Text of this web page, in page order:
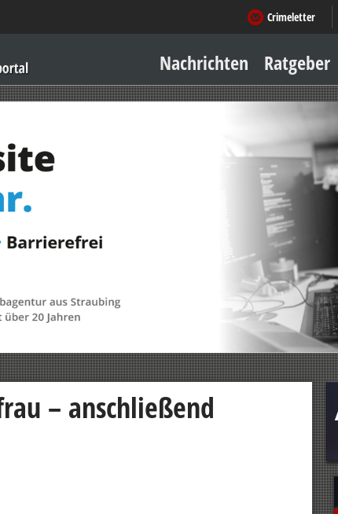
Crimeletter
Nachrichten Ratgeber
Sicher zu Hause
Geld & Einkauf
Amore & mehr
Mobiles Leben
Arbeitsleben
– anschließend